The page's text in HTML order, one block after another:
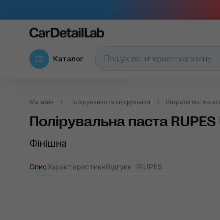
Каталог
Магазин Полірування та шліфування Витратні
Полірувальна паста
Фінішна
ОписХарактеристикиВідгуки 1RUPES